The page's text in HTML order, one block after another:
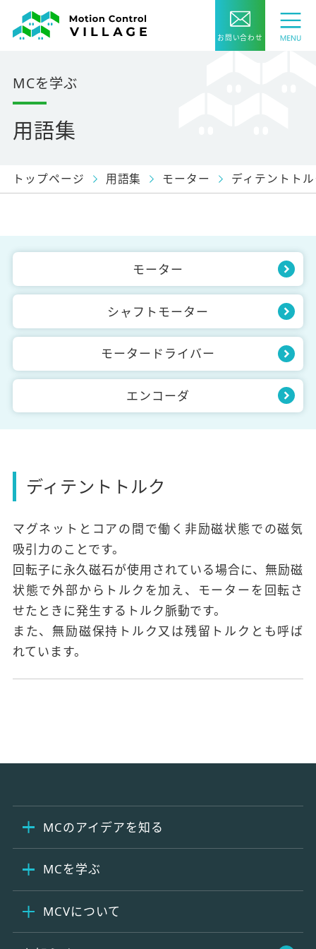
お問い合わせ
MCを学ぶ
用語集
トップページ 用語集 モーター ディテントト
モーター
シャフトモーター
モータードライバー
エンコーダ
ディテントトルク
マグネットとコアの間で働く非励磁状態での磁気
吸引力のことです。
回転子に永久磁石が使用されている場合に、無励磁
状態で外部からトルクを加え、モーターを回転さ
せたときに発生するトルク脈動です。
また、無励磁保持トルク又は残留トルクとも呼ば
れています。
MCのアイデアを知る
MCを学ぶ
MCVについて